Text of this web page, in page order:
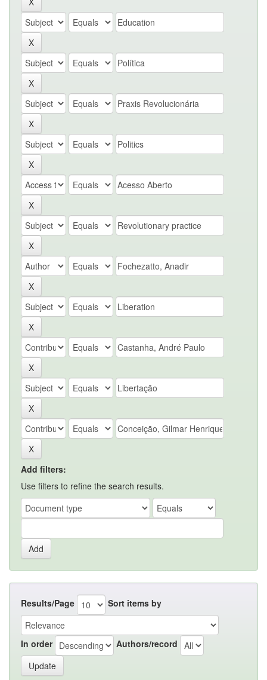
Add filters:
Use filters to refine the search results.
Results/Page Sort items by
In order Authors/record